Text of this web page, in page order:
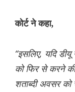
कोर्ट ने कहा,
“इसलिए, यदि
को फिर से करने
शताब्दी अवसर को